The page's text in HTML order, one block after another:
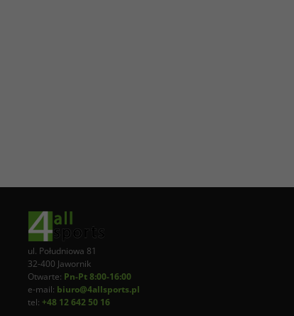
ul. Południowa 81
32-400 Jawornik
Otwarte: Pn-Pt 8:00-16:00
e-mail: biuro@4allsports.pl
tel: +48 12 642 50 16